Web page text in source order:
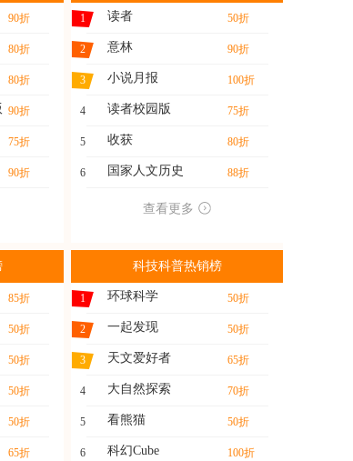
90折
80折
80折
90折
75折
90折
1 读者 50折
2 意林 90折
3 小说月报 100折
4 读者校园版 75折
5 收获 80折
6 国家人文历史 88折
查看更多
85折
50折
50折
50折
50折
65折
科技科普热销榜
1 环球科学 50折
2 一起发现 50折
3 天文爱好者 65折
4 大自然探索 70折
5 看熊猫 50折
6 科幻Cube 100折